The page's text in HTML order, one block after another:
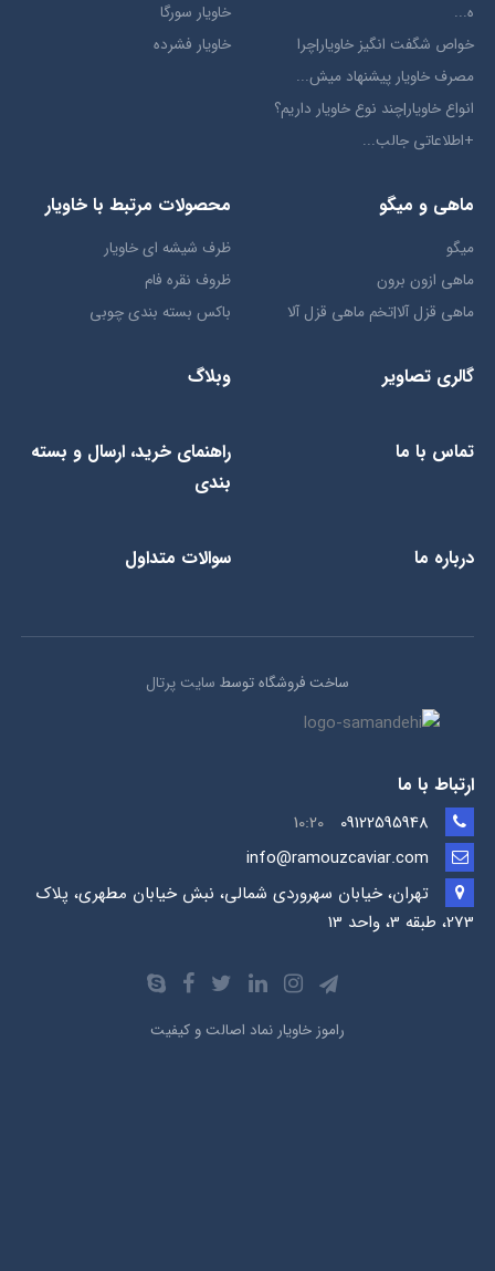
ه...
خواص شگفت انگیز خاویار|چرا
مصرف خاویار پیشنهاد میش...
انواع خاویار|چند نوع خاویار داریم؟
+اطلاعاتی جالب...
خاویار سورگا
خاویار فشرده
ماهی و میگو
میگو
ماهی ازون برون
ماهی قزل آلا|تخم ماهی قزل آلا
محصولات مرتبط با خاویار
ظرف شیشه ای خاویار
ظروف نقره فام
باکس بسته بندی چوبی
گالری تصاویر وبلاگ
تماس با ما
راهنمای خرید، ارسال و بسته
بندی
درباره ما سوالات متداول
ساخت فروشگاه توسط سایت پرتال
ارتباط با ما
10:20
info@ramouzcaviar.com
تهران، خیابان سهروردی شمالی، نبش خیابان مطهری، پلاک
273، طبقه 3، واحد 13
راموز خاویار نماد اصالت و کیفیت